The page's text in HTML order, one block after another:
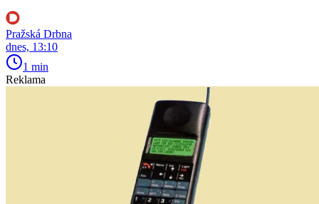
Pražská Drbna
dnes, 13:10
1 min
Reklama